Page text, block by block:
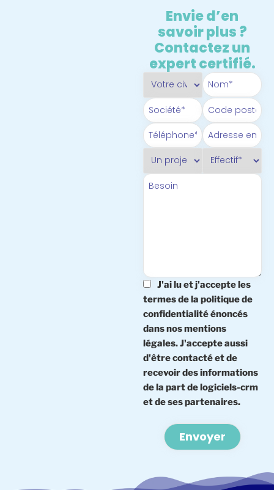
Envie d’en
savoir plus ?
Contactez un
expert certifié.
J'ai lu et j'accepte les
termes de la politique de
confidentialité énoncés
dans nos mentions
légales. J'accepte aussi
d'être contacté et de
recevoir des informations
de la part de logiciels-crm
et de ses partenaires.